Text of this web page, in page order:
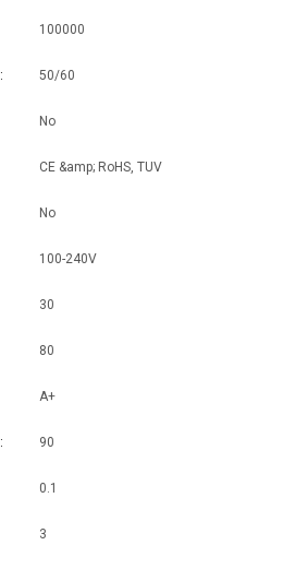
100000
50/60
No
CE &amp; RoHS, TUV
No
100-240V
30
80
A+
90
0.1
3